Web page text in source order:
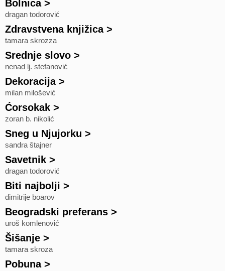
Bolnica>
dragan todorović
Zdravstvena knjižica>
tamara skrozza
Srednje slovo >
nenad lj. stefanović
Dekoracija>
milan milošević
Ćorsokak >
zoran b. nikolić
Sneg u Njujorku >
sandra štajner
Savetnik >
dragan todorović
Biti najbolji >
dimitrije boarov
Beogradski preferans >
uroš komlenović
Šišanje >
tamara skroza
Pobuna>